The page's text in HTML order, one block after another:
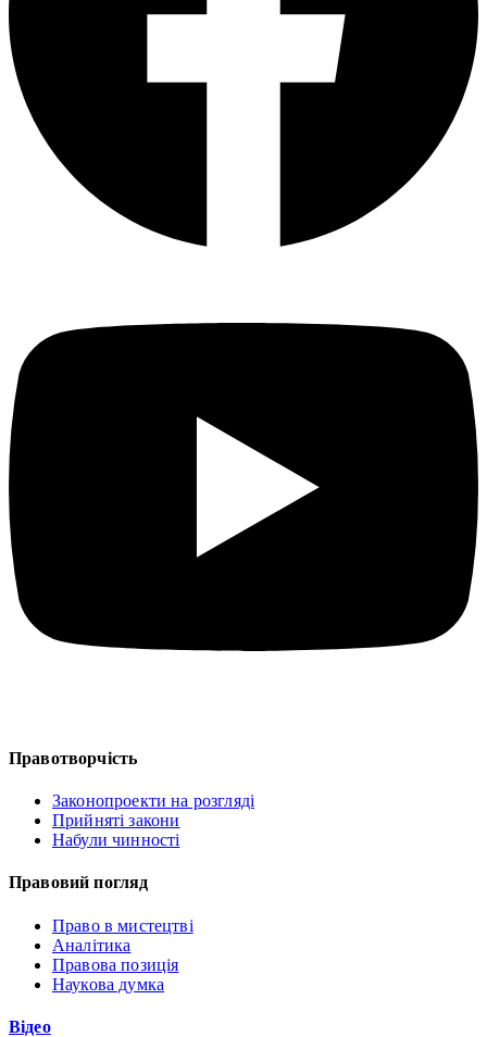
Правотворчість
Законопроекти на розгляді
Прийняті закони
Набули чинності
Правовий погляд
Право в мистецтві
Аналітика
Правова позиція
Наукова думка
Відео